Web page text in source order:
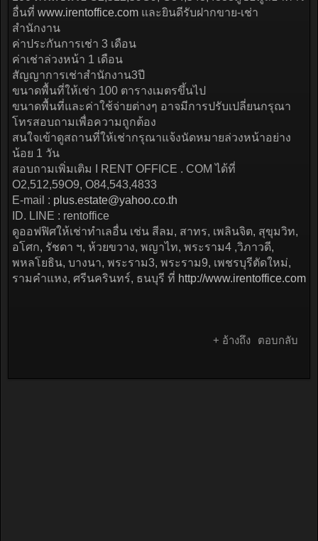
อื่นที่ www.irentoffice.com และยินดีรับฝากขาย-เช่า
สำนักงาน
ค่าประกันการเช่า 3 เดือน
ค่าเช่าล่วงหน้า 1 เดือน
สัญญาการเช่าสำนักงาน3ปี
ขนาดพื้นที่ให้เช่า 100 ตารางเมตรขึ้นไป
ขนาดพื้นที่และค่าใช้จ่ายต่างๆ อาจมีการปรับเปลี่ยนกรุณา
โทรสอบถามเพื่อความถูกต้อง
สนใจเข้าดูสถานที่ให้เช่ากรุณาแจ้งนัดหมายล่วงหน้าอย่าง
น้อย 1 วัน
สอบถามเพิ่มเติม I RENT OFFICE . COM ได้ที่
O2,512,59O9, O84,543,4833
E-mail : plus.estate@yahoo.co.th
ID. LINE : rentoffice
ดูออฟฟิศให้เช่าทำเลอื่น เช่น สีลม, สาทร, เพลินจิต, สุขุมวิท,
อโศก, รัชดา ฯ, ห้วยขวาง, พญาไท, พระราม4 ,วิภาวดี,
พหลโยธิน, บางนา, พระราม3, พระราม9, เพชรบุรีตัดใหม่,
รามคำแหง, ศรีนครินทร์, ธนบุรี ที่ http://www.irentoffice.com
+ อ้างถึง ตอบกลับ